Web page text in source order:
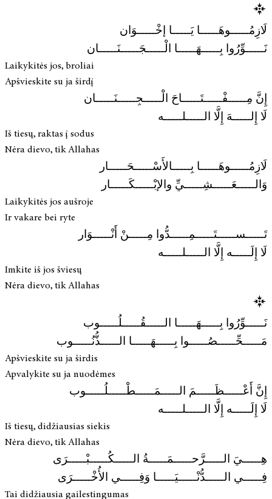
لَازِمُـــــوهَـــــا يَـــــا إخْـــــوَان
نَـــــوِّرُوا بِـــــهَـــــا الْـــــجَـــــنَـــــان
Laikykitės jos, broliai
Apšvieskite su ja širdį
إِنَّ مِـــــفْـــــتَـــــاحَ الْـــــجِـــــنَـــــان
لَا إِلـــــهَ إِلَّا الـــــلـــــه
Iš tiesų, raktas į sodus
Nėra dievo, tik Allahas
لَازِمُـــــوهَـــــا بِـــــالأَسْـــــحَـــــار
وَالـــــعَـــــشِـــــيِّ والإبْـــــكَـــــار
Laikykitės jos aušroje
Ir vakare bei ryte
تَـــــســـــتَـــــمِـــــدُّوا مِـــــنْ أَنْـــــوَار
لَا إِلَـــــه إِلَّا الـــــلـــــه
Imkite iš jos šviesų
Nėra dievo, tik Allahas
نَـــــوِّرُوا بِـــــهَـــــا الـــــقُـــــلُـــــوب
مَـــــحِّـــــصُـــــوا بِـــــهَـــــا الـــــذُّنُـــــوب
Apšvieskite su ja širdis
Apvalykite su ja nuodėmes
إِنَّ أَعْـــــظَـــــمَ الـــــمَـــــطْـــــلُـــــوب
لَا إِلَـــــه إِلَّا الـــــلـــــه
Iš tiesų, didžiausias siekis
Nėra dievo, tik Allahas
هِـــــيَ الـــــرَّحـــــمَـــــةُ الـــــكُـــــبْـــــرَى
فِـــــي الـــــدُّنْـــــيَـــــا وَفِـــــي الأُخْـــــرَى
Tai didžiausia gailestingumas